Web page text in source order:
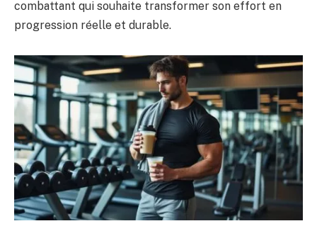
combattant qui souhaite transformer son effort en
progression réelle et durable.